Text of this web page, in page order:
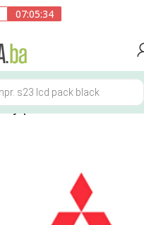
ljepilo
07:05:34